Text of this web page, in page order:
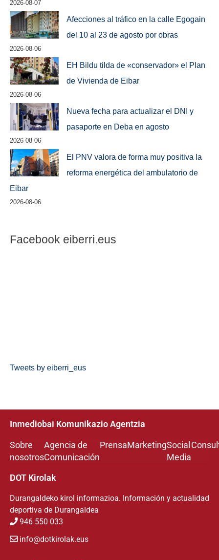
2026-08-07
Afecciones al tráfico en la calle Egogain
del 10 al 23 de agosto por obras
2026-08-06
EH Bildu tilda de «conservador» el Plan
de Vivienda de Eibar
2026-08-06
Nueva fecha para actualizar el DNI y
pasaporte en Deba en agosto
2026-08-06
El PNV valora de forma muy positiva la
reforma energética del ambulatorio de
Eibar
2026-08-06
Facebook eiberri.eus
Tweets by eiberri_eus
Inmediobai Komunikazio Agentzia
Sobre
nosotros
Agencia de
Comunicación
PrensaMarketingSocial
Media
DOT Kirolak
Durangaldeko kirol informazioa. Información y actualidad
deportiva de Durangaldea
946 550 033
info@dotkirolak.eus